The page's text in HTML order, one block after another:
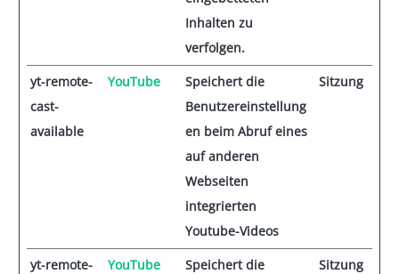
Inhalten zu
verfolgen.
yt-remote-
cast-
available
YouTube
Speichert die
Benutzereinstellung
en beim Abruf eines
auf anderen
Webseiten
integrierten
Youtube-Videos
Sitzung
yt-remote-
YouTube
Speichert die
Sitzung